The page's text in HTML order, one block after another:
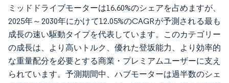
ミッドドライブモーターは16.60%のシェアを占めますが、
2025年～2030年にかけて12.05%のCAGRが予測される最も
成長の速い駆動タイプを代表しています。このカテゴリー
の成長は、より高いトルク、優れた登坂能力、より効率的
な重量配分を必要とする商業・プレミアムユーザーに支え
られています。予測期間中、ハブモーターは過半数のシェ